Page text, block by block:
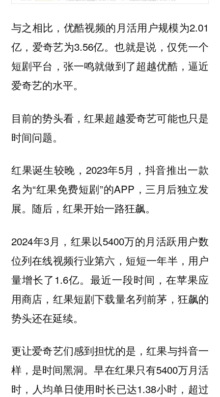
与之相比，优酷视频的月活用户规模为2.01
亿，爱奇艺为3.56亿。也就是说，仅凭一个
短剧平台，张一鸣就做到了超越优酷，逼近
爱奇艺的水平。
目前的势头看，红果超越爱奇艺可能也只是
时间问题。
红果诞生较晚，2023年5月，抖音推出一款
名为“红果免费短剧”的APP，三月后独立发
展。随后，红果开始一路狂飙。
2024年3月，红果以5400万的月活跃用户数
位列在线视频行业第六，短短一年半，用户
量增长了1.6亿。最近一段时间，在苹果应
用商店，红果短剧下载量名列前茅，狂飙的
势头还在延续。
更让爱奇艺们感到担忧的是，红果与抖音一
样，是时间黑洞。早在红果只有5400万月活
时，人均单日使用时长已达1.38小时，超过